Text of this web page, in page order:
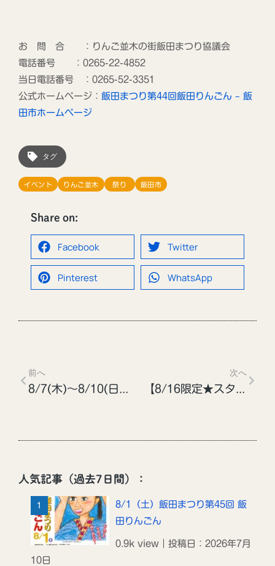
お 問 合 ：りんご並木の街飯田まつり協議会
電話番号 ：0265-22-4852
当日電話番号 ：0265-52-3351
公式ホームページ： 飯田まつり第44回飯田りんごん – 飯
田市ホームページ
タグ
イベント りんご並木 祭り 飯田市
Share on:
Facebook Twitter
Pinterest WhatsApp
前へ 次へ
人気記事（過去7日間）：
8/1（土）飯田まつり第45回 飯
田りんごん
0.9k view｜投稿日：2026年7月
10日